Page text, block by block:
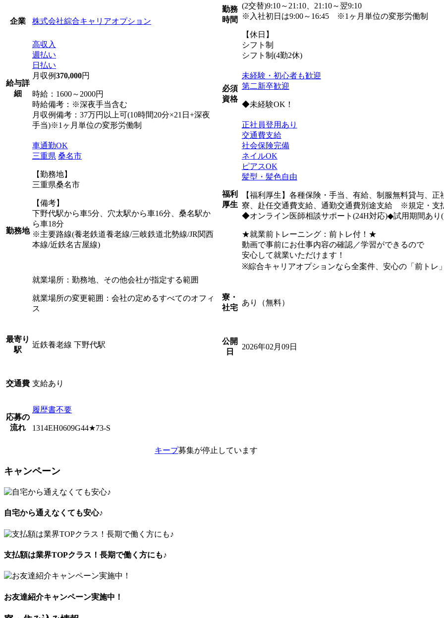
企業 株式会社綜合キャリアオプション
給与詳
細
高収入
週払い
日払い
月収例370,000円
時給：1600～2000円
時給備考：※深夜手当含む
月収例備考：37万円以上可(10時間20分×21日+深夜
手当)※1ヶ月単位の変形労働制
勤務地
車通勤OK
三重県 桑名市
【勤務地】
三重県桑名市
【備考】
下野代駅から車5分、穴太駅から車16分、桑名駅か
ら車18分
※主要路線(養老鉄道養老線/三岐鉄道北勢線/JR関西
本線/近鉄名古屋線)
就業場所：勤務地、その他会社が指定する範囲
就業場所の変更範囲：会社の定めるすべてのオフィ
ス
最寄り
駅
近鉄養老線 下野代駅
交通費 支給あり
応募の
流れ
履歴書不要
1314EH0609G44★73-S
勤務
時間
(2交替)9:10～21:10、21:10～翌9:10
※入社初日は9:00～16:45 ※1ヶ月単位の変形労働制
【休日】
シフト制
シフト制(4勤2休)
必須
資格
未経験・初心者も歓迎
第二新卒歓迎
◆未経験OK！
福利
厚生
正社員登用あり
交通費支給
社会保険完備
ネイルOK
ピアスOK
髪型・髪色自由
【福利厚生】各種保険・手当、有給、制服無料貸与、
寮、赴任交通費支給、通勤交通費別途支給 ※規定・支
◆オンライン医師相談サポート(24H対応)◆試用期間あり
★就業前トレーニング：前トレ付！★
動画で事前にお仕事内容の確認／学習ができるので
安心して就業いただけます！
※綜合キャリアオプションなら全案件、安心の「前トレ
寮・
社宅
あり（無料）
公開
日
2026年02月09日
キープ募集が停止しています
キャンペーン
自宅から通えなくても安心♪
支払額は業界TOPクラス！長期で働く方にも♪
お友達紹介キャンペーン実施中！